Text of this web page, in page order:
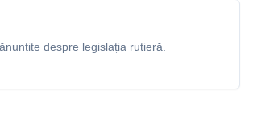
despre legislația rutieră.